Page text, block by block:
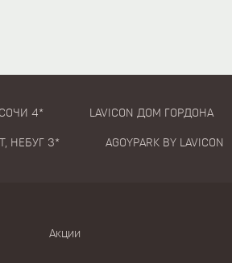
СОЧИ 4* LAVICON ДОМ ГОРДОНА
НЕБУГ 3* AGOYPARK BY LAVICON
Акции